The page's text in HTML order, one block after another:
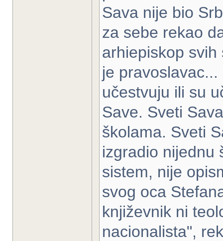
Sava nije bio
za sebe rekao
arhiepiskop
je
učestvuju ili su
Save. Sveti
školama. Sveti
izgradio nijednu
sistem, nije
svog oca
književnik ni
nacionalista",